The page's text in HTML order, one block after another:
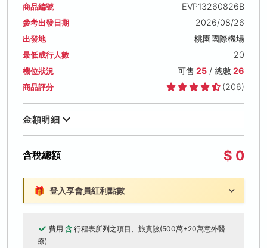
商品編號 EVP13260826B
參考出發日期 2026/08/26
出發地 桃園國際機場
最低成行人數 20
機位狀況 可售 25/ 總數26
商品評分 (206)
金額明細
含稅總額 $ 0
🎁 登入享會員紅利點數
費用 含 行程表所列之項目、旅責險(500萬+20萬意外醫
療)